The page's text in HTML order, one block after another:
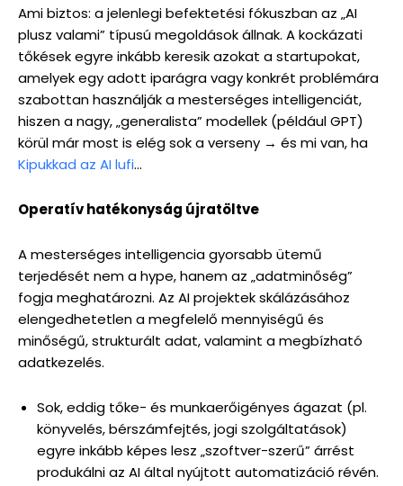
Ami biztos: a jelenlegi befektetési fókuszban az „AI
plusz valami” típusú megoldások állnak. A kockázati
tőkések egyre inkább keresik azokat a startupokat,
amelyek egy adott iparágra vagy konkrét problémára
szabottan használják a mesterséges intelligenciát,
hiszen a nagy, „generalista” modellek (például GPT)
körül már most is elég sok a verseny → és mi van, ha
Kipukkad az AI lufi…
Operatív hatékonyság újratöltve
A mesterséges intelligencia gyorsabb ütemű
terjedését nem a hype, hanem az „adatminőség”
fogja meghatározni. Az AI projektek skálázásához
elengedhetetlen a megfelelő mennyiségű és
minőségű, strukturált adat, valamint a megbízható
adatkezelés.
Sok, eddig tőke- és munkaerőigényes ágazat (pl.
könyvelés, bérszámfejtés, jogi szolgáltatások)
egyre inkább képes lesz „szoftver-szerű” árrést
produkálni az AI által nyújtott automatizáció révén.